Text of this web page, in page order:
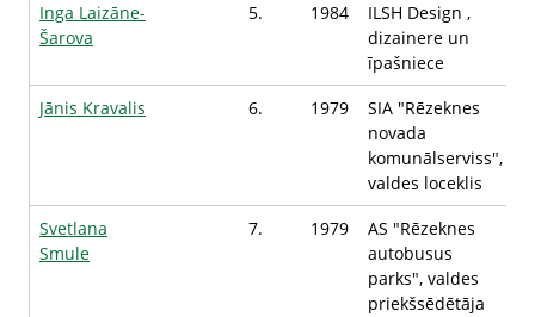
Inga Laizāne-
Šarova
5. 1984
ILSH Design ,
dizainere un
īpašniece
Jānis Kravalis
6. 1979
SIA "Rēzeknes
novada
komunālserviss",
valdes loceklis
Svetlana
Smule
7. 1979
AS "Rēzeknes
autobusus
parks", valdes
priekšsēdētāja